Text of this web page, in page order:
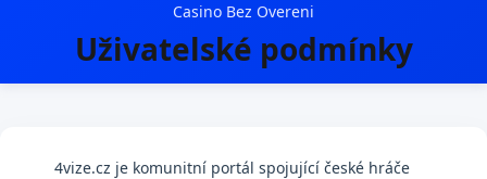
Casino Bez Overeni
Uživatelské podmínky
4vize.cz je komunitní portál spojující české hráče